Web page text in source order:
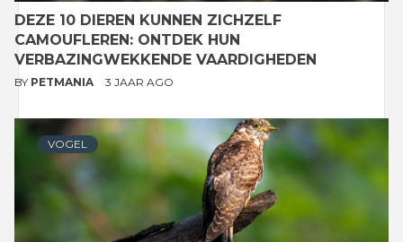
DEZE 10 DIEREN KUNNEN ZICHZELF
CAMOUFLEREN: ONTDEK HUN
VERBAZINGWEKKENDE VAARDIGHEDEN
BY PETMANIA 3 JAAR AGO
VOGEL